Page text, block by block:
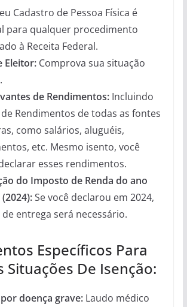
Cadastro de Pessoa Física é
para qualquer procedimento
à Receita Federal.
Eleitor:Comprova sua situação
de Rendimentos:Incluindo
Rendimentos de todas as fontes
como salários, aluguéis,
etc. Mesmo isento, você
esses rendimentos.
do Imposto de Renda do ano
Se você declarou em 2024,
entrega será necessário.
Específicos Para
Situações De Isenção:
doença grave:Laudo médico